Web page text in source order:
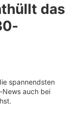
das
spannendsten
News auch bei